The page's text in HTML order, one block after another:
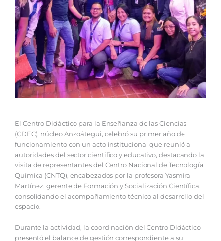
‎El Centro Didáctico para la Enseñanza de las Ciencias
(CDEC), núcleo Anzoátegui, celebró su primer año de
funcionamiento con un acto institucional que reunió a
autoridades del sector científico y educativo, destacando la
visita de representantes del Centro Nacional de Tecnología
Química (CNTQ), encabezados por la profesora Yasmira
Martínez, gerente de Formación y Socialización Científica,
consolidando el acompañamiento técnico al desarrollo del
espacio.
‎Durante la actividad, la coordinación del Centro Didáctico
presentó el balance de gestión correspondiente a su